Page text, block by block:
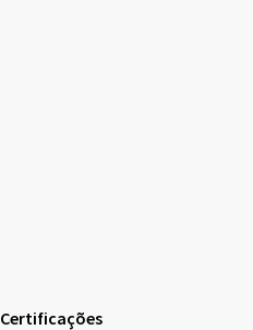
Certificações